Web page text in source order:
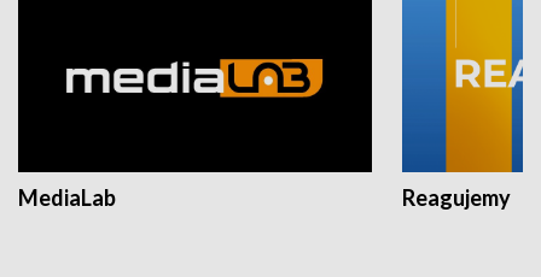
MediaLab Reagujemy